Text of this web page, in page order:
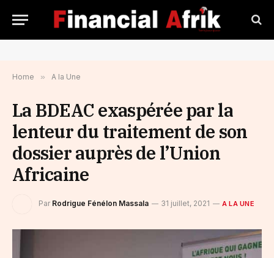
Home » A la Une
La BDEAC exaspérée par la
lenteur du traitement de son
dossier auprès de l’Union
Africaine
Par Rodrigue Fénélon Massala 31 juillet, 2021 A LA UNE